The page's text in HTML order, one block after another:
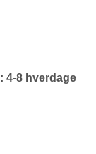
4-8 hverdage